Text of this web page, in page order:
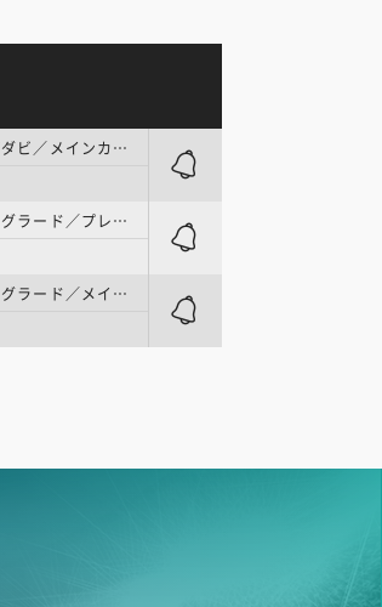
UFC | UFCファイトナイト・アブダビ／メインカード
UFC | UFCファイトナイト・ベオグラード／プレリム
UFC | UFCファイトナイト・ベオグラード／メインカード